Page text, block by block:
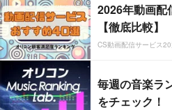
2026年動画配
【徹底比較】
CS動画配信サービス
毎週の音楽ラ
をチェック！